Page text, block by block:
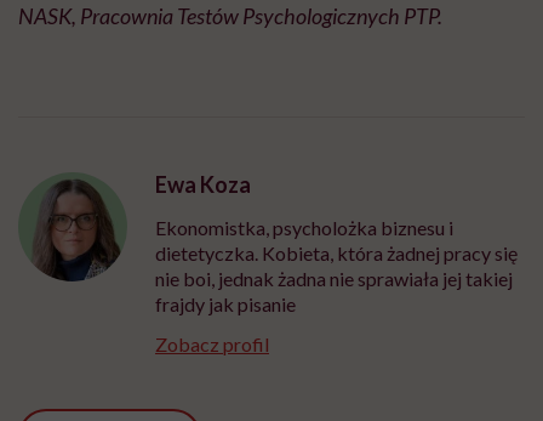
NASK, Pracownia Testów Psychologicznych PTP.
Ewa Koza
Ekonomistka, psycholożka biznesu i
dietetyczka. Kobieta, która żadnej pracy się
nie boi, jednak żadna nie sprawiała jej takiej
frajdy jak pisanie
Zobacz profil